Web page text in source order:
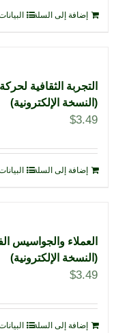
إضافة إلى السلة
التجربة الثقافية
(النسخة الإلكترونية)
$3.49
إضافة إلى السلة
العملاء والجواسيس
(النسخة الإلكترونية)
$3.49
إضافة إلى السلة